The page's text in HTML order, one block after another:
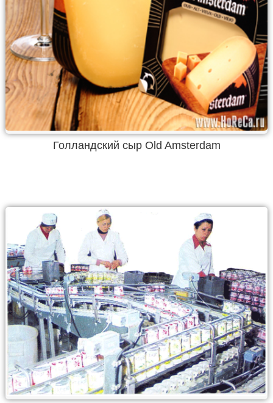
Голландский сыр Old Amsterdam